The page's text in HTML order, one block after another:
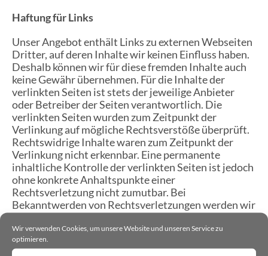
Wir verwenden Cookies, um unsere Website und unseren Service zu
optimieren.
Haftung für Links
Unser Angebot enthält Links zu externen Webseiten
Dritter, auf deren Inhalte wir keinen Einfluss haben.
Deshalb können wir für diese fremden Inhalte auch
keine Gewähr übernehmen. Für die Inhalte der
verlinkten Seiten ist stets der jeweilige Anbieter
oder Betreiber der Seiten verantwortlich. Die
verlinkten Seiten wurden zum Zeitpunkt der
Verlinkung auf mögliche Rechtsverstöße überprüft.
Rechtswidrige Inhalte waren zum Zeitpunkt der
Verlinkung nicht erkennbar. Eine permanente
inhaltliche Kontrolle der verlinkten Seiten ist jedoch
ohne konkrete Anhaltspunkte einer
Rechtsverletzung nicht zumutbar. Bei
Bekanntwerden von Rechtsverletzungen werden wir
derartige Links umgehend entfernen.
Urheberrecht